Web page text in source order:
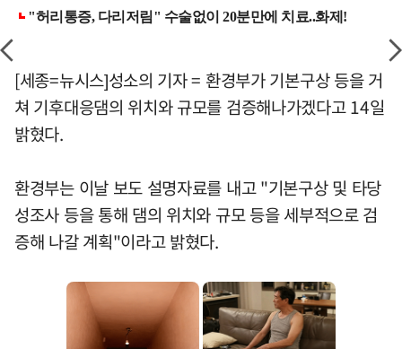
[세종=뉴시스]성소의 기자 = 환경부가 기본구상 등을 거
쳐 기후대응댐의 위치와 규모를 검증해나가겠다고 14일
밝혔다.
환경부는 이날 보도 설명자료를 내고 "기본구상 및 타당
성조사 등을 통해 댐의 위치와 규모 등을 세부적으로 검
증해 나갈 계획"이라고 밝혔다.